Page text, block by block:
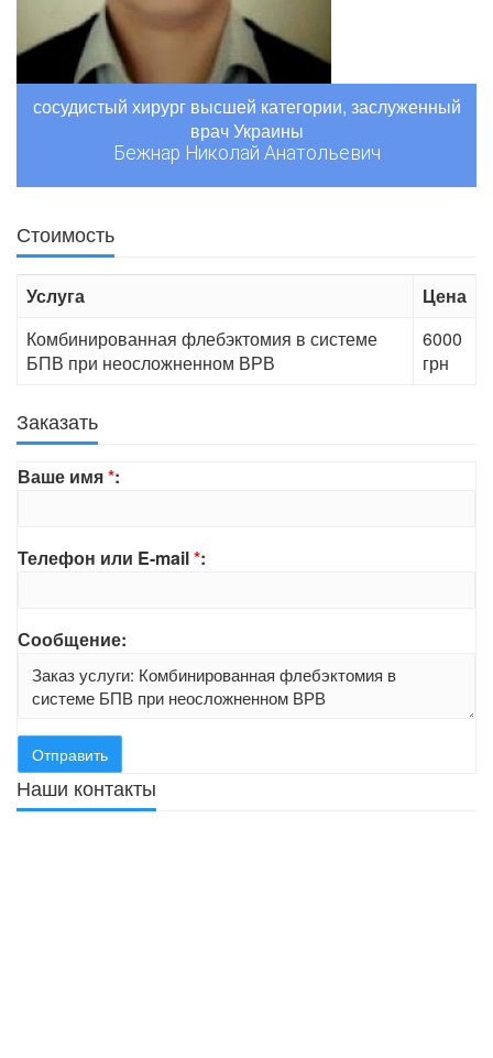
сосудистый хирург высшей категории, заслуженный
врач Украины
Бежнар Николай Анатольевич
Стоимость
Услуга
Цена
Комбинированная флебэктомия в системе
БПВ при неосложненном ВРВ
6000
грн
Заказать
Ваше имя*:
Телефон или E-mail*:
Сообщение:
Наши контакты